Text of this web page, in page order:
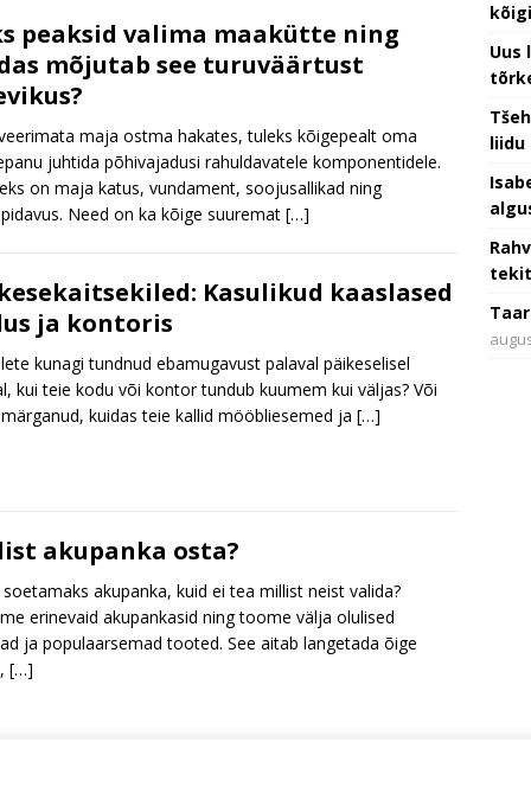
peaksid valima maakütte ning
mõjutab see turuväärtust
maja ostma hakates, tuleks kõigepealt oma
juhtida põhivajadusi rahuldavatele komponentidele.
on maja katus, vundament, soojusallikad ning
Need on ka kõige suuremat […]
Kasulikud kaaslased
ja kontoris
kunagi tundnud ebamugavust palaval päikeselisel
kui teie kodu või kontor tundub kuumem kui väljas? Või
kuidas teie kallid mööbliesemed ja […]
akupanka osta?
akupanka, kuid ei tea millist neist valida?
erinevaid akupankasid ning toome välja olulised
ja populaarsemad tooted. See aitab langetada õige
[…]
Uus
liidu